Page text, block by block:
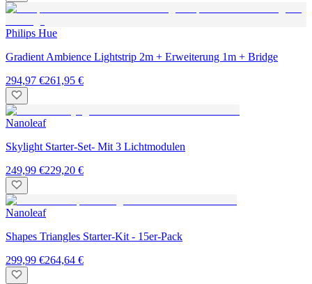
Philips Hue
Gradient Ambience Lightstrip 2m + Erweiterung 1m + Bridge
294,97 €261,95 €
Nanoleaf
Skylight Starter-Set- Mit 3 Lichtmodulen
249,99 €229,20 €
Nanoleaf
Shapes Triangles Starter-Kit - 15er-Pack
299,99 €264,64 €